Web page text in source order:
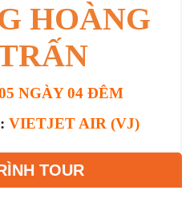
HOÀNG
NGÀY 04 ĐÊM
VIETJET AIR(VJ)
TOUR